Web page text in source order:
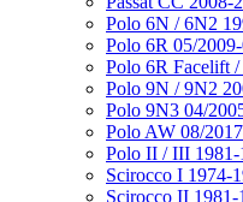
Polo 6N / 6N2
Polo 6R 05/
Polo 6R Facelift
Polo 9N / 9N2
Polo 9N3 04/
Polo AW 08/
Polo II / III 1981-
Scirocco I 1974-
Scirocco II 1981-